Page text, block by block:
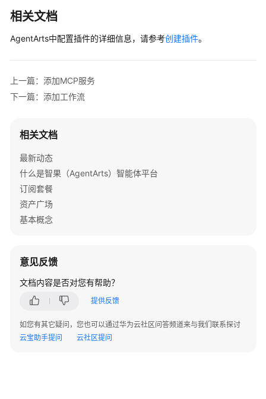
发
应
用
过
调
用
单
智
能
管
应
用
相关文档
AgentArts中配置插件的详细信息，请参考创建插件。
上一篇：添加MCP服务
下一篇：添加工作流
相关文档
最新动态
什么是智果（AgentArts）智能体平台
订阅套餐
资产广场
基本概念
意见反馈
文档内容是否对您有帮助？
提供反馈
如您有其它疑问，您也可以通过华为云社区问答频道来与我们联系探讨
云宝助手提问
云社区提问